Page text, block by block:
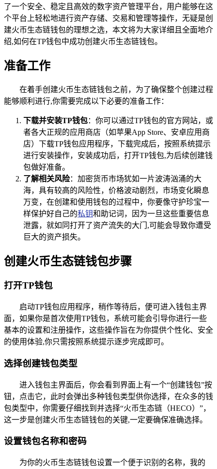
了一个安全、稳定且高效的数字资产管理平台，用户能够在这
个平台上轻松地进行资产存储、交易和管理等操作，无疑是创
建火币生态链钱包的理想之选，本文将为大家详细且全面地介
绍,如何在TP钱包中成功创建火币生态链钱包。
准备工作
在着手创建火币生态链钱包之前，为了确保整个创建过程
能够顺利进行,你需要完成以下必要的准备工作：
下载并安装TP钱包：你可以通过TP钱包的官方网站，或
者各大正规的应用商店（如苹果App Store、安卓应用商
店）下载TP钱包应用程序，下载完成后，按照系统提示
进行安装操作，安装成功后，打开TP钱包,为后续创建钱
包做好准备。
了解相关风险：加密货币市场犹如一片波涛汹涌的大
海，具有较高的风险性，价格波动剧烈，市场变化瞬息
万变，在创建和使用钱包的过程中，你要像守护珍宝一
样保护好自己的私钥和助记词，因为一旦这些重要信息
泄露，就如同打开了资产流失的大门,可能会导致你遭受
巨大的资产损失。
创建火币生态链钱包步骤
打开TP钱包
启动TP钱包应用程序，稍作等待后，便可进入钱包主界
面，如果你是首次使用TP钱包，系统可能会引导你进行一些
基本的设置和注册操作，这些操作旨在为你提供个性化、安全
的使用体验,你只需按照系统提示逐步完成即可。
选择创建钱包类型
进入钱包主界面后，你会看到界面上有一个“创建钱包”按
钮，点击它，此时会弹出多种钱包类型供你选择，在众多的钱
包类型中，你需要仔细找到并选择“火币生态链（HECO）”，
这一步是创建火币生态链钱包的关键,一定要确保准确选择。
设置钱包名称和密码
为你的火币生态链钱包设置一个便于识别的名称，我的